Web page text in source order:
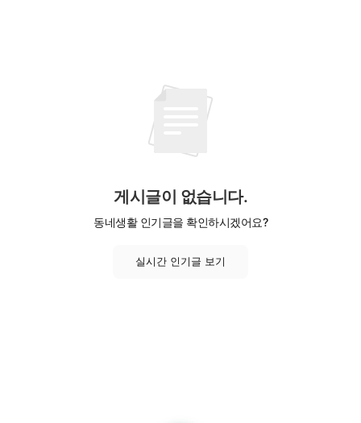
게시글이 없습니다.
동네생활 인기글을 확인하시겠어요?
실시간 인기글 보기